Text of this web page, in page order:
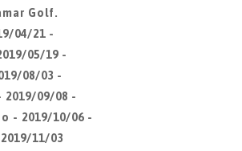
Golf.
04/21 -
05/19 -
08/03 -
2019/09/08 -
- 2019/10/06 -
11/03